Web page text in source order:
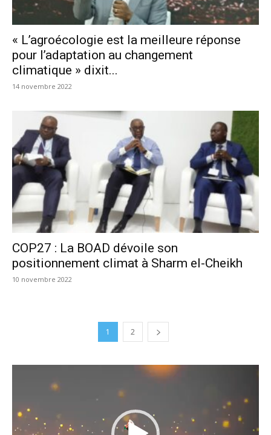
« L’agroécologie est la meilleure réponse
pour l’adaptation au changement
climatique » dixit...
14 novembre 2022
COP27 : La BOAD dévoile son
positionnement climat à Sharm el-Cheikh
10 novembre 2022
1 2